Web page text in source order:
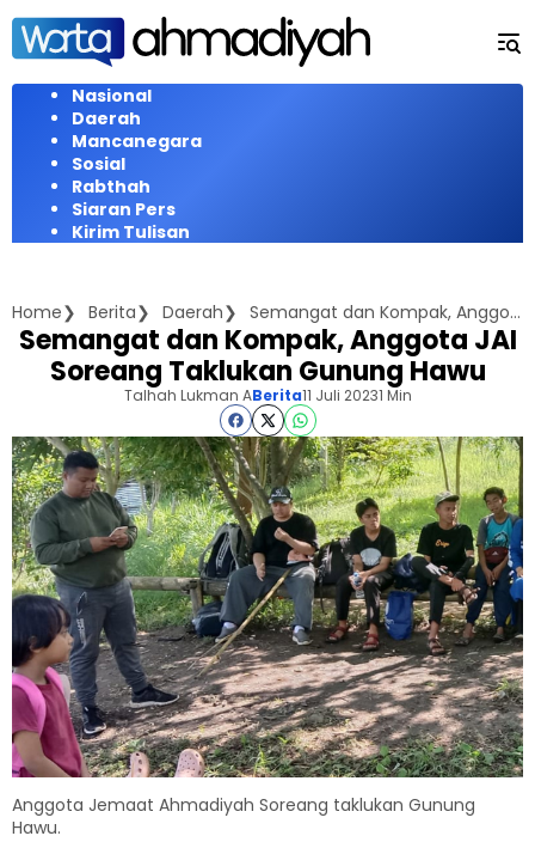
Langsung
konten
Nasional
Daerah
Mancanegara
Sosial
Rabthah
Siaran Pers
Kirim Tulisan
Home Berita Daerah Semangat dan Kompak, Anggota JAI Soreang Taklukan Gunung Hawu
Semangat dan Kompak, Anggota JAI
Soreang Taklukan Gunung Hawu
Talhah Lukman ABerita11 Juli 20231 Min
Anggota Jemaat Ahmadiyah Soreang taklukan Gunung
Hawu.